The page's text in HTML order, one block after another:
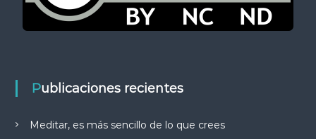
Publicaciones recientes
Meditar, es más sencillo de lo que crees